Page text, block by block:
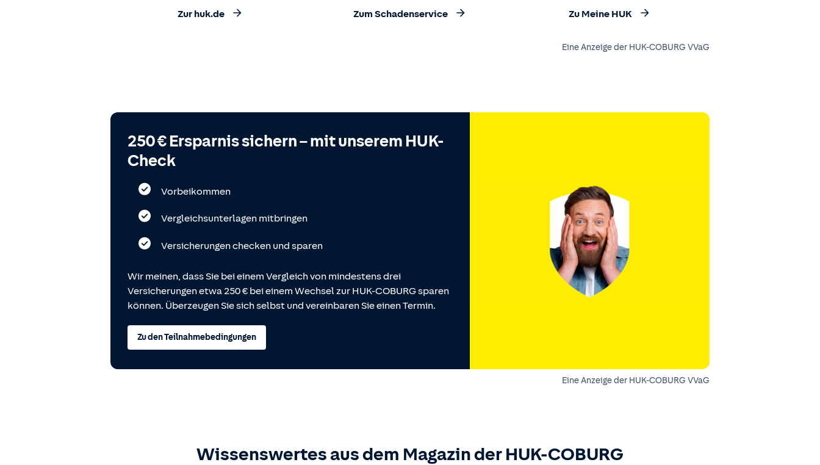
Zur huk.de Zum Schadenservice Zu Meine HUK
Eine Anzeige der HUK-COBURG VVaG
250 € Ersparnis sichern – mit unserem HUK-
Check
Vorbeikommen
Vergleichsunterlagen mitbringen
Versicherungen checken und sparen
Wir meinen, dass Sie bei einem Vergleich von mindestens drei
Versicherungen etwa 250 € bei einem Wechsel zur HUK-COBURG sparen
können. Überzeugen Sie sich selbst und vereinbaren Sie einen Termin.
Zu den Teilnahmebedingungen
Eine Anzeige der HUK-COBURG VVaG
Wissenswertes aus dem Magazin der HUK-COBURG